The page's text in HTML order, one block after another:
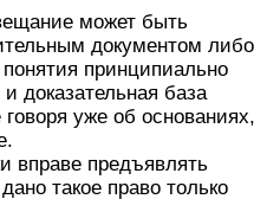
может быть
документом либо
принципиально
доказательная база
говоря уже об основаниях,
вправе предъявлять
такое право только